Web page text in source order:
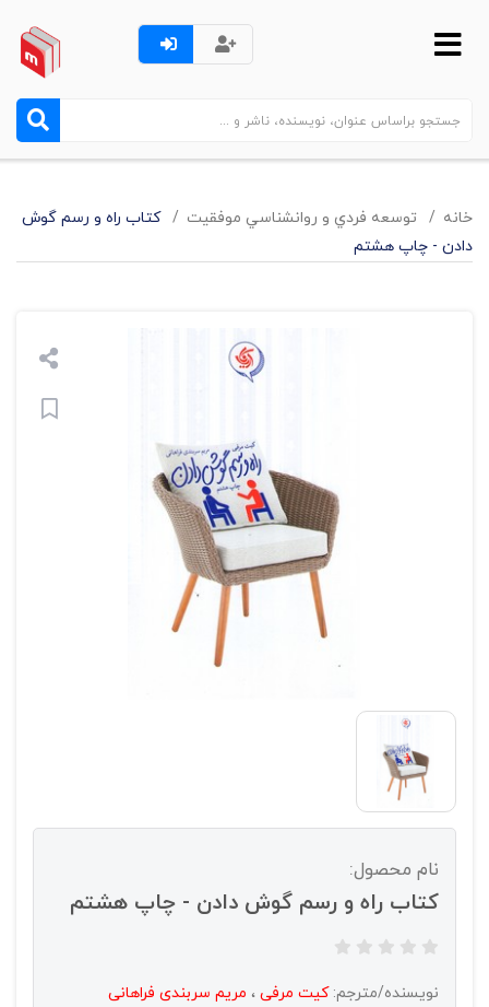
خانه توسعه فردي و روانشناسي موفقيت
کتاب راه و رسم گوش
دادن - چاپ هشتم
نام محصول:
کتاب راه و رسم گوش دادن - چاپ هشتم
نویسنده/مترجم:کیت مرفی ، مریم سربندی فراهانی